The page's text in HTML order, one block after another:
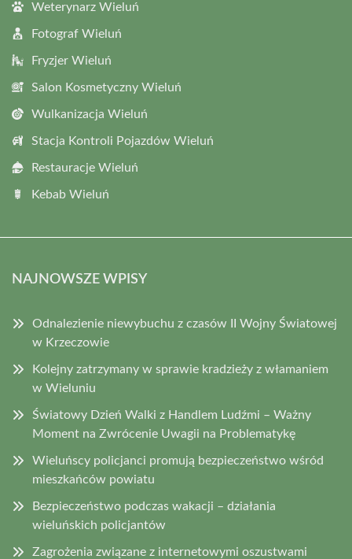
Weterynarz Wieluń
Fotograf Wieluń
Fryzjer Wieluń
Salon Kosmetyczny Wieluń
Wulkanizacja Wieluń
Stacja Kontroli Pojazdów Wieluń
Restauracje Wieluń
Kebab Wieluń
NAJNOWSZE WPISY
Odnalezienie niewybuchu z czasów II Wojny Światowej
w Krzeczowie
Kolejny zatrzymany w sprawie kradzieży z włamaniem
w Wieluniu
Światowy Dzień Walki z Handlem Ludźmi – Ważny
Moment na Zwrócenie Uwagii na Problematykę
Wieluńscy policjanci promują bezpieczeństwo wśród
mieszkańców powiatu
Bezpieczeństwo podczas wakacji – działania
wieluńskich policjantów
Zagrożenia związane z internetowymi oszustwami